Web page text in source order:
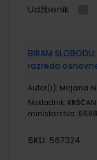
Udžbenik
BIRAM
razreda
Autor(i): Mirjana
Nakladnik:
ministarstva: 6698
SKU: 567324